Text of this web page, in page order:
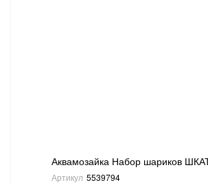
Аквамозайка Набор шариков
Артикул 5539794